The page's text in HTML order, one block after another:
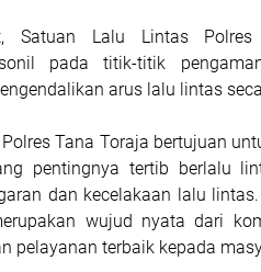
Satuan Lalu Lintas
pada titik-titik
arus lalu lintas
Tana Toraja bertujuan
pentingnya tertib berlalu
dan kecelakaan lalu
wujud nyata dari
pelayanan terbaik kepada